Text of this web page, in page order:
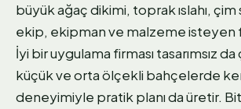
büyük ağaç dikimi, toprak ıslahı,
ekip, ekipman ve malzeme isteyen
İyi bir uygulama firması tasarımsız da
küçük ve orta ölçekli bahçelerde
deneyimiyle pratik planı da üretir.